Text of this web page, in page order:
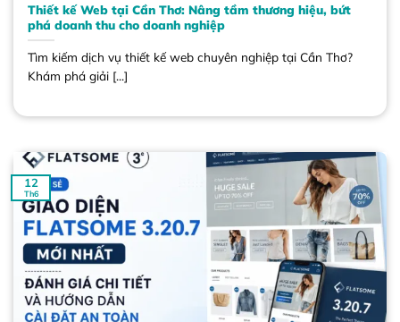
Thiết kế Web tại Cần Thơ: Nâng tầm thương hiệu, bứt
phá doanh thu cho doanh nghiệp
Tìm kiếm dịch vụ thiết kế web chuyên nghiệp tại Cần Thơ?
Khám phá giải [...]
12
Th6